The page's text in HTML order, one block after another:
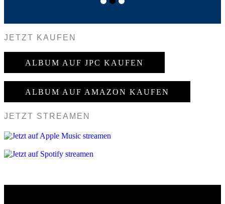
JETZT KAUFEN
ALBUM AUF JPC KAUFEN
ALBUM AUF AMAZON KAUFEN
JETZT STREAMEN